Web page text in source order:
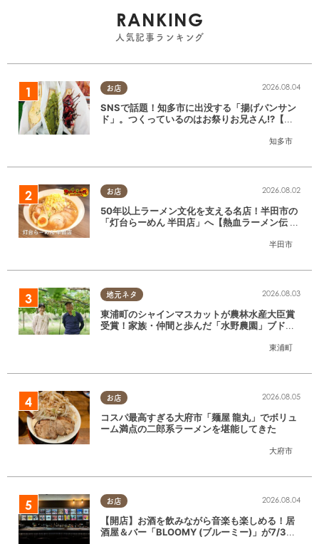
RANKING
人気記事ランキング
お店
知多市
2026.08.04
SNSで話題！知多市に出没する「揚げパンサン
ド」。つくっているのはお祭りお兄さん!?【ち
お店
半田市
2026.08.02
50年以上ラーメン文化を支える名店！半田市の
「灯台らーめん 半田店」へ【熱血ラーメン伝 8
地元ネタ
東浦町
2026.08.03
東浦町のシャインマスカットが農林水産大臣賞
受賞！家族・仲間と歩んだ「水野農園」ブドウ
お店
大府市
2026.08.05
コスパ最高すぎる大府市「麺屋 龍丸」でボリュ
ーム満点の二郎系ラーメンを堪能してきた
お店 2026.08.04
【開店】お酒を飲みながら音楽も楽しめる！居
酒屋＆バー「BLOOMY (ブルーミー)」が7/3